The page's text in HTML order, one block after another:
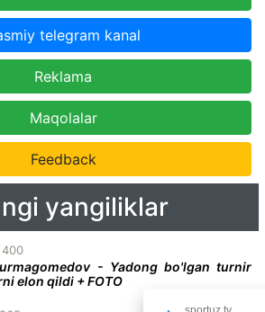
telegram kanal
Reklama
Maqolalar
Feedback
yangiliklar
400
- Yadong bo'lgan turnir
elon qildi + FOTO